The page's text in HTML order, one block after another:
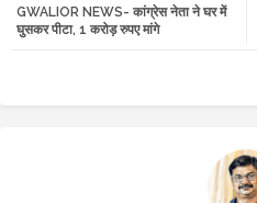
tte
GWALIOR NEWS- कांग्रेस नेता ने घर में
घुसकर पीटा, 1 करोड़ रुपए मांगे